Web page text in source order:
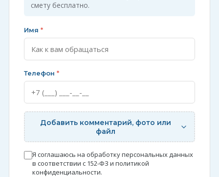
смету бесплатно.
Имя *
Телефон *
Добавить комментарий, фото или
файл
Я соглашаюсь на обработку персональных данных
в соответствии с 152-ФЗ и политикой
конфиденциальности.